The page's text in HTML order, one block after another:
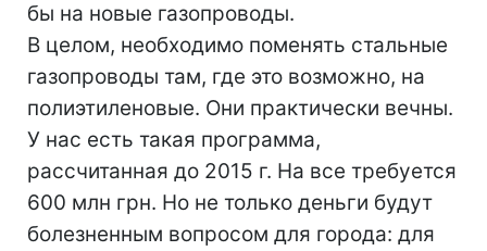
бы на новые газопроводы.
В целом, необходимо поменять стальные
газопроводы там, где это возможно, на
полиэтиленовые. Они практически вечны.
У нас есть такая программа,
рассчитанная до 2015 г. На все требуется
600 млн грн. Но не только деньги будут
болезненным вопросом для города: для